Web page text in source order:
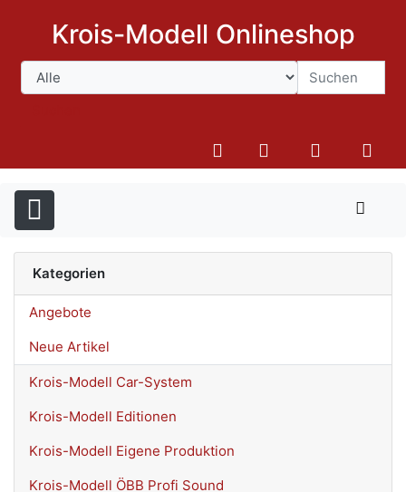
Krois-Modell Onlineshop
Kategorien
Angebote
Neue Artikel
Krois-Modell Car-System
Krois-Modell Editionen
Krois-Modell Eigene Produktion
Krois-Modell ÖBB Profi Sound